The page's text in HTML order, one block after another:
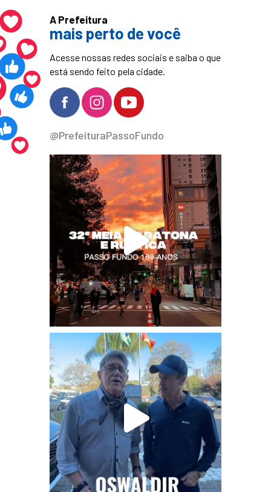
A Prefeitura
mais perto de você
Acesse nossas redes sociais e saiba o que
está sendo feito pela cidade.
@PrefeituraPassoFundo